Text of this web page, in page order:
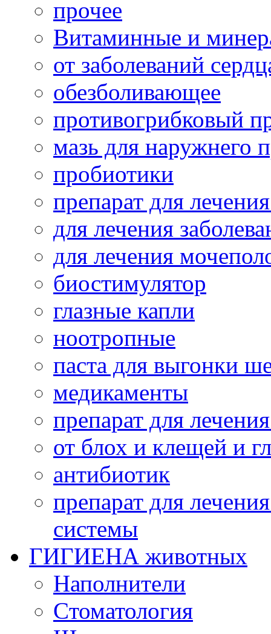
прочее
Витаминные и
от заболеваний
обезболивающее
противогрибковый
мазь для наружнего
пробиотики
препарат для лечения
для лечения
для лечения
биостимулятор
глазные капли
ноотропные
паста для выгонки
медикаменты
препарат для
от блох и клещей и
антибиотик
препарат для
системы
ГИГИЕНА животных
Наполнители
Cтоматология